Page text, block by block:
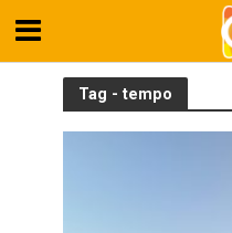
Tag - tempo